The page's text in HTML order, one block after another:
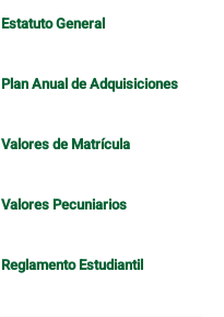
Estatuto General
Plan Anual de Adquisiciones
Valores de Matrícula
Valores Pecuniarios
Reglamento Estudiantil